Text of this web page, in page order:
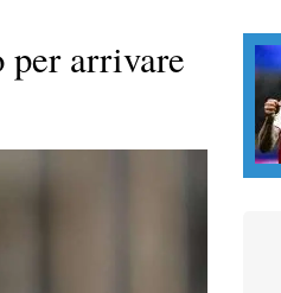
per arrivare